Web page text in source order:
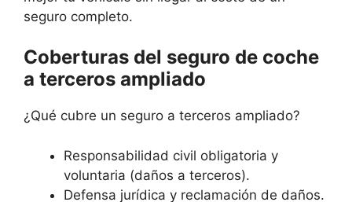
seguro completo.
Coberturas del seguro de coche
a terceros ampliado
¿Qué cubre un seguro a terceros ampliado?
Responsabilidad civil obligatoria y
voluntaria (daños a terceros).
Defensa jurídica y reclamación de daños.